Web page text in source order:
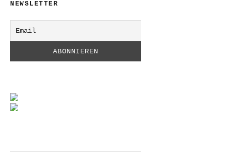
NEWSLETTER